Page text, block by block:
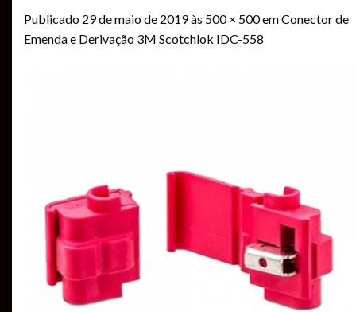
Publicado 29 de maio de 2019às 500 × 500emConector de
Emenda e Derivação 3M Scotchlok IDC-558